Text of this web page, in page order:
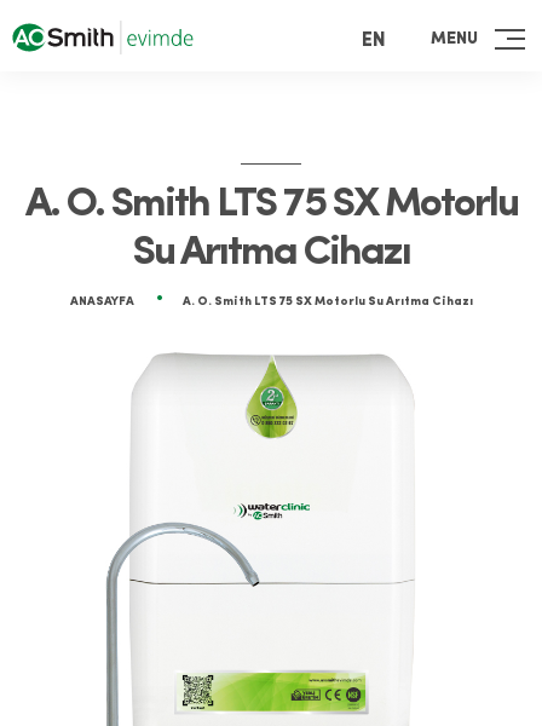
EN MENU
A. O. Smith LTS 75 SX Motorlu
Su Arıtma Cihazı
ANASAYFA A. O. Smith LTS 75 SX Motorlu Su Arıtma Cihazı